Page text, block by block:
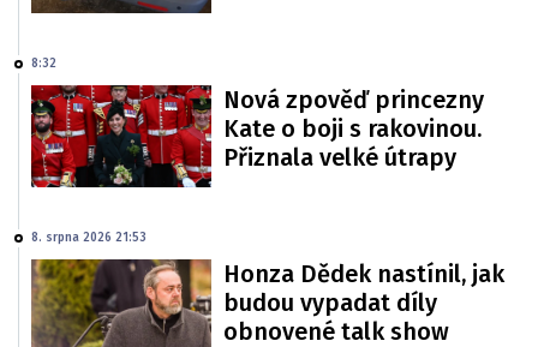
8:32
Nová zpověď princezny
Kate o boji s rakovinou.
Přiznala velké útrapy
8. srpna 2026 21:53
Honza Dědek nastínil, jak
budou vypadat díly
obnovené talk show